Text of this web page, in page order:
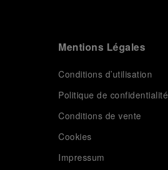
Mentions Légales
Conditions d’utilisation
Politique de confidentialité
Conditions de vente
Cookies
Impressum